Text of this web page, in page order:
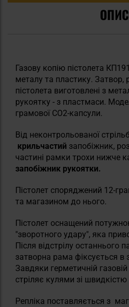
ОПИС
Газову копію пістолета
металу та пластику. Затвор,
пістолета виготовлені з
рукоятку - з пластмаси.
грамової CO2-капсули.
Від неконтрольованої
крильчастий запобіжник,
частині рамки трохи нижче
запобіжник рукоятки.
Пістолет споряджений 12-
та магазином до нього.
Пістолет оснащений
"зворотного удару", яка
Після відстрілу останнього
затворна рама фіксується в
Завдяки герметичній газовій
стріляє кулями зі швидкістю
Репліка поставляється з